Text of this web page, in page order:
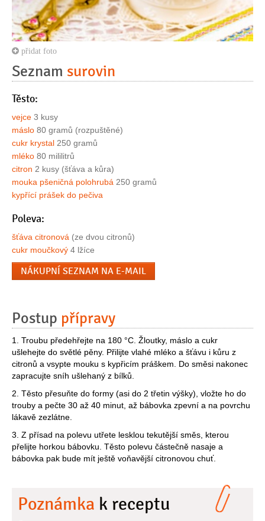
přidat foto
Seznam surovin
Těsto:
vejce 3 kusy
máslo 80 gramů (rozpuštěné)
cukr krystal 250 gramů
mléko 80 mililitrů
citron 2 kusy (šťáva a kůra)
mouka pšeničná polohrubá 250 gramů
kypřící prášek do pečiva
Poleva:
šťáva citronová (ze dvou citronů)
cukr moučkový 4 lžíce
NÁKUPNÍ SEZNAM NA E-MAIL
Postup přípravy
1. Troubu předehřejte na 180 °C. Žloutky, máslo a cukr
ušlehejte do světlé pěny. Přilijte vlahé mléko a šťávu i kůru z
citronů a vsypte mouku s kypřicím práškem. Do směsi nakonec
zapracujte sníh ušlehaný z bílků.
2. Těsto přesuňte do formy (asi do 2 třetin výšky), vložte ho do
trouby a pečte 30 až 40 minut, až bábovka zpevní a na povrchu
lákavě zezlátne.
3. Z přísad na polevu utřete lesklou tekutější směs, kterou
přelijte horkou bábovku. Těsto polevu částečně nasaje a
bábovka pak bude mít ještě voňavější citronovou chuť.
Poznámka k receptu